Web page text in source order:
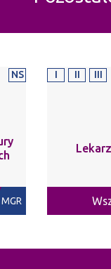
NS
MGR
I II III